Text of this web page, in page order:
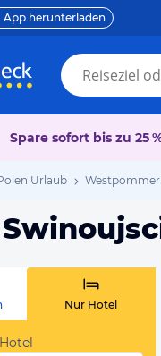
App herunterladen
Spare sofort bis zu 25
Urlaub
Nur Hotel